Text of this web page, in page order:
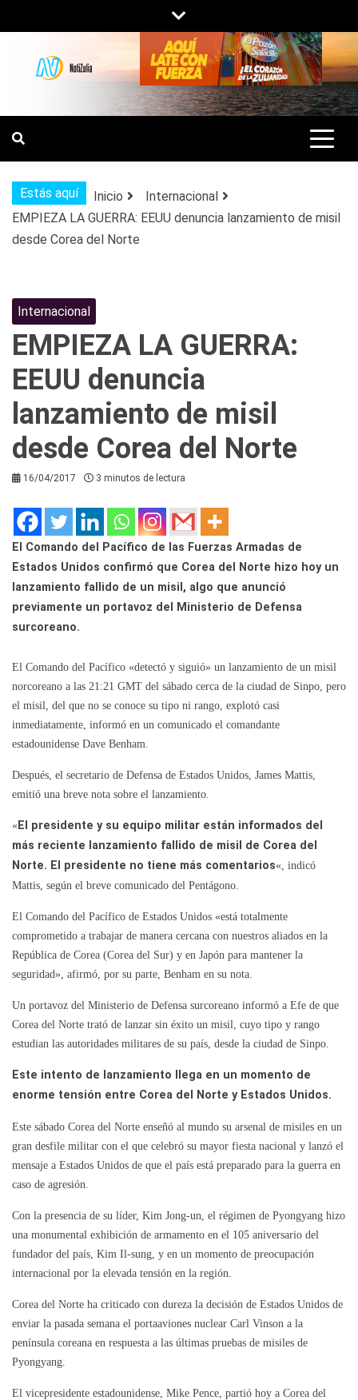
al
contenido
NOTIZULIA
NOTICIAS DEL ZULIA, VENEZUELA Y
DE INTERÉS GENERAL.
Estás aquí Inicio
Internacional
EMPIEZA LA GUERRA: EEUU denuncia lanzamiento de misil
desde Corea del Norte
Internacional
EMPIEZA LA GUERRA:
EEUU denuncia
lanzamiento de misil
desde Corea del Norte
16/04/2017 3 minutos de lectura
El Comando del Pacífico de las Fuerzas Armadas de
Estados Unidos confirmó que Corea del Norte hizo hoy un
lanzamiento fallido de un misil, algo que anunció
previamente un portavoz del Ministerio de Defensa
surcoreano.
El Comando del Pacífico «detectó y siguió» un lanzamiento de un misil
norcoreano a las 21:21 GMT del sábado cerca de la ciudad de Sinpo, pero
el misil, del que no se conoce su tipo ni rango, explotó casi
inmediatamente, informó en un comunicado el comandante
estadounidense Dave Benham.
Después, el secretario de Defensa de Estados Unidos, James Mattis,
emitió una breve nota sobre el lanzamiento.
«El presidente y su equipo militar están informados del
más reciente lanzamiento fallido de misil de Corea del
Norte. El presidente no tiene más comentarios«, indicó
Mattis, según el breve comunicado del Pentágono.
El Comando del Pacífico de Estados Unidos «está totalmente
comprometido a trabajar de manera cercana con nuestros aliados en la
República de Corea (Corea del Sur) y en Japón para mantener la
seguridad», afirmó, por su parte, Benham en su nota.
Un portavoz del Ministerio de Defensa surcoreano informó a Efe de que
Corea del Norte trató de lanzar sin éxito un misil, cuyo tipo y rango
estudian las autoridades militares de su país, desde la ciudad de Sinpo.
Este intento de lanzamiento llega en un momento de
enorme tensión entre Corea del Norte y Estados Unidos.
Este sábado Corea del Norte enseñó al mundo su arsenal de misiles en un
gran desfile militar con el que celebró su mayor fiesta nacional y lanzó el
mensaje a Estados Unidos de que el país está preparado para la guerra en
caso de agresión.
Con la presencia de su líder, Kim Jong-un, el régimen de Pyongyang hizo
una monumental exhibición de armamento en el 105 aniversario del
fundador del país, Kim Il-sung, y en un momento de preocupación
internacional por la elevada tensión en la región.
Corea del Norte ha criticado con dureza la decisión de Estados Unidos de
enviar la pasada semana el portaaviones nuclear Carl Vinson a la
península coreana en respuesta a las últimas pruebas de misiles de
Pyongyang.
El vicepresidente estadounidense, Mike Pence, partió hoy a Corea del